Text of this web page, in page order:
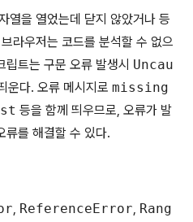
열을 열었는데 닫지 않았거나 등
라우저는 코드를 분석할 수 없으
트는 구문 오류 발생시 Uncau
운다. 오류 메시지로 missing
등을 함께 띄우므로, 오류가 발
류를 해결할 수 있다.
, ReferenceError, Rang